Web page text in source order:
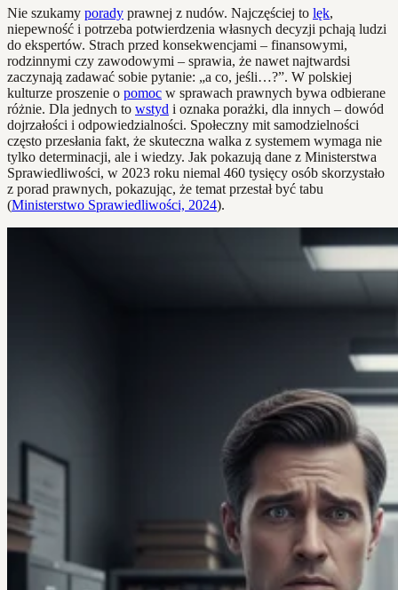
Nie szukamy porady prawnej z nudów. Najczęściej to lęk,
niepewność i potrzeba potwierdzenia własnych decyzji pchają ludzi
do ekspertów. Strach przed konsekwencjami – finansowymi,
rodzinnymi czy zawodowymi – sprawia, że nawet najtwardsi
zaczynają zadawać sobie pytanie: „a co, jeśli…?”. W polskiej
kulturze proszenie o pomoc w sprawach prawnych bywa odbierane
różnie. Dla jednych to wstyd i oznaka porażki, dla innych – dowód
dojrzałości i odpowiedzialności. Społeczny mit samodzielności
często przesłania fakt, że skuteczna walka z systemem wymaga nie
tylko determinacji, ale i wiedzy. Jak pokazują dane z Ministerstwa
Sprawiedliwości, w 2023 roku niemal 460 tysięcy osób skorzystało
z porad prawnych, pokazując, że temat przestał być tabu
(Ministerstwo Sprawiedliwości, 2024).